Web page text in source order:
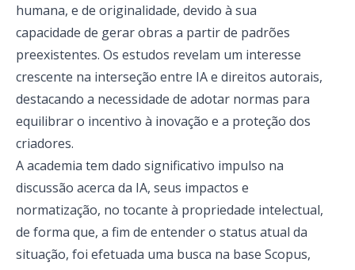
humana, e de originalidade, devido à sua
capacidade de gerar obras a partir de padrões
preexistentes. Os estudos revelam um interesse
crescente na interseção entre IA e direitos autorais,
destacando a necessidade de adotar normas para
equilibrar o incentivo à inovação e a proteção dos
criadores.
A academia tem dado significativo impulso na
discussão acerca da IA, seus impactos e
normatização, no tocante à propriedade intelectual,
de forma que, a fim de entender o status atual da
situação, foi efetuada uma busca na base Scopus,